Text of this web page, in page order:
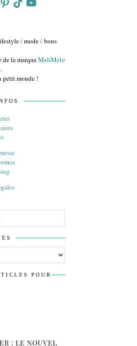
/mode/ bons
la marqueMeliMelo
.
petit monde !
POUR
: LE NOUVEL